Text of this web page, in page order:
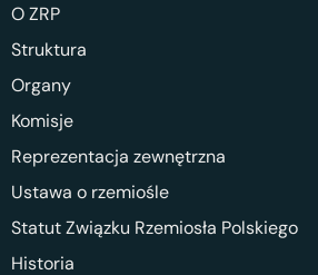
O ZRP
Struktura
Organy
Komisje
Reprezentacja zewnętrzna
Ustawa o rzemiośle
Statut Związku Rzemiosła Polskiego
Historia